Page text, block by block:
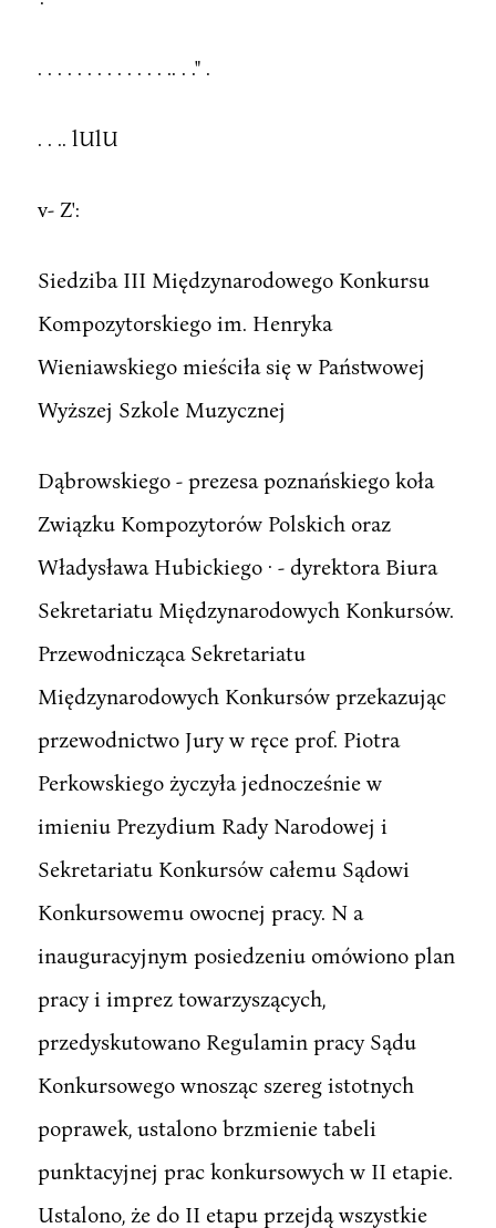
. . . . . . . . . . . . . .. . ." .
. . .. lUlU
v- Z':
Siedziba III Międzynarodowego Konkursu
Kompozytorskiego im. Henryka
Wieniawskiego mieściła się w Państwowej
Wyższej Szkole Muzycznej
Dąbrowskiego - prezesa poznańskiego koła
Związku Kompozytorów Polskich oraz
Władysława Hubickiego · - dyrektora Biura
Sekretariatu Międzynarodowych Konkursów.
Przewodnicząca Sekretariatu
Międzynarodowych Konkursów przekazując
przewodnictwo Jury w ręce prof. Piotra
Perkowskiego życzyła jednocześnie w
imieniu Prezydium Rady Narodowej i
Sekretariatu Konkursów całemu Sądowi
Konkursowemu owocnej pracy. N a
inauguracyjnym posiedzeniu omówiono plan
pracy i imprez towarzyszących,
przedyskutowano Regulamin pracy Sądu
Konkursowego wnosząc szereg istotnych
poprawek, ustalono brzmienie tabeli
punktacyjnej prac konkursowych w II etapie.
Ustalono, że do II etapu przejdą wszystkie